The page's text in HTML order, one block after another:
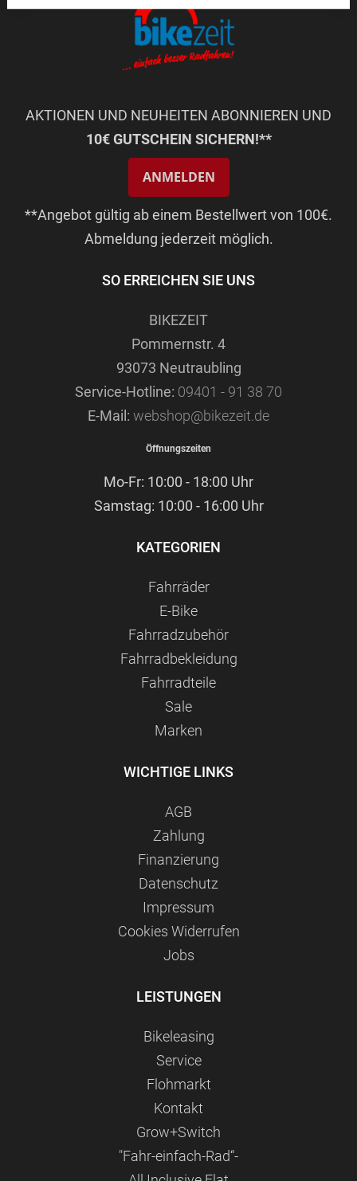
AKTIONEN UND NEUHEITEN ABONNIEREN UND
10€ GUTSCHEIN SICHERN!**
ANMELDEN
**Angebot gültig ab einem Bestellwert von 100€.
Abmeldung jederzeit möglich.
SO ERREICHEN SIE UNS
BIKEZEIT
Pommernstr. 4
93073 Neutraubling
Service-Hotline: 09401 - 91 38 70
E-Mail: webshop@bikezeit.de
Öffnungszeiten
Mo-Fr: 10:00 - 18:00 Uhr
Samstag: 10:00 - 16:00 Uhr
KATEGORIEN
Fahrräder
E-Bike
Fahrradzubehör
Fahrradbekleidung
Fahrradteile
Sale
Marken
WICHTIGE LINKS
AGB
Zahlung
Finanzierung
Datenschutz
Impressum
Сookies Widerrufen
Jobs
LEISTUNGEN
Bikeleasing
Service
Flohmarkt
Kontakt
Grow+Switch
"Fahr-einfach-Rad“-